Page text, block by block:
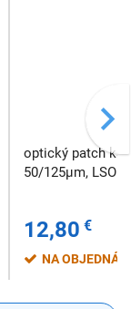
optický patch
50/125µm,
12,80 €
NA